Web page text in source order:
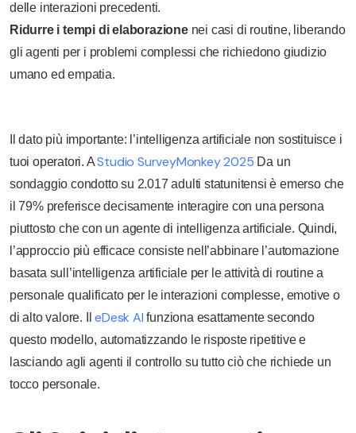
delle interazioni precedenti.
Ridurre i tempi di elaborazionenei casi di routine, liberando
gli agenti per i problemi complessi che richiedono giudizio
umano ed empatia.
Il dato più importante: l’intelligenza artificiale non sostituisce i
tuoi operatori. AStudio SurveyMonkey 2025 Da un
sondaggio condotto su 2.017 adulti statunitensi è emerso che
il 79% preferisce decisamente interagire con una persona
piuttosto che con un agente di intelligenza artificiale. Quindi,
l’approccio più efficace consiste nell’abbinare l’automazione
basata sull’intelligenza artificiale per le attività di routine a
personale qualificato per le interazioni complesse, emotive o
di alto valore. IleDesk AI funziona esattamente secondo
questo modello, automatizzando le risposte ripetitive e
lasciando agli agenti il controllo su tutto ciò che richiede un
tocco personale.